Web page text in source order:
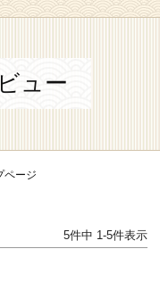
ュー
ページ
5件中 1-5件表示